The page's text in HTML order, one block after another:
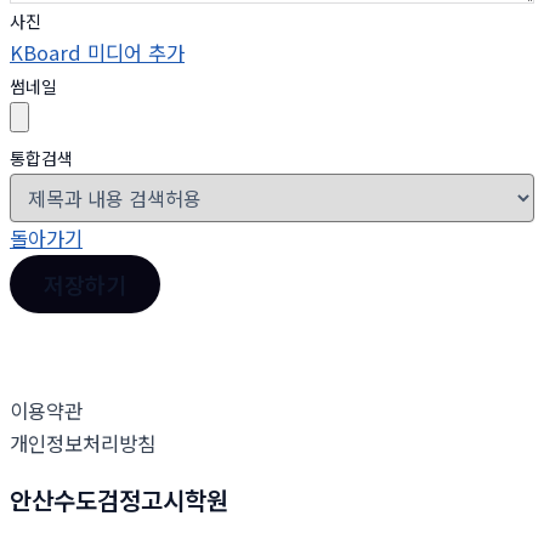
사진
KBoard 미디어 추가
썸네일
통합검색
돌아가기
이용약관
개인정보처리방침
안산수도검정고시학원